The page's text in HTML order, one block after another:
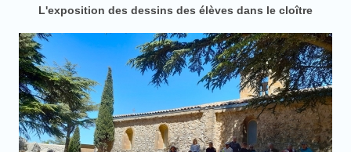
L'exposition des dessins des élèves dans le cloître